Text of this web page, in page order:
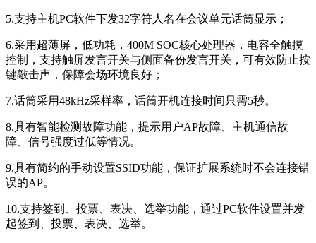
5.支持主机PC软件下发32字符人名在会议单元话筒显示；
6.采用超薄屏，低功耗，400M SOC核心处理器，电容全触摸
控制，支持触屏发言开关与侧面备份发言开关，可有效防止按
键敲击声，保障会场环境良好；
7.话筒采用48kHz采样率，话筒开机连接时间只需5秒。
8.具有智能检测故障功能，提示用户AP故障、主机通信故
障、信号强度过低等情况。
9.具有简约的手动设置SSID功能，保证扩展系统时不会连接错
误的AP。
10.支持签到、投票、表决、选举功能，通过PC软件设置并发
起签到、投票、表决、选举。